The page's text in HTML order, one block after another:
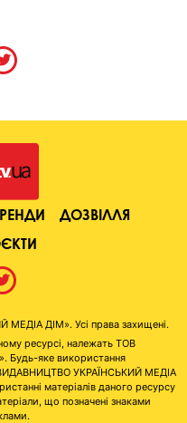
ДОЗВІЛЛЯ
ДІМ». Усі права захищені.
ресурсі, належать ТОВ
яке використання
УКРАЇНСЬКИЙ МЕДІА
матеріалів даного ресурсу
що позначені знаками